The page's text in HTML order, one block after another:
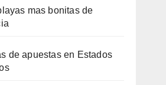
mas bonitas de
de apuestas en Estados